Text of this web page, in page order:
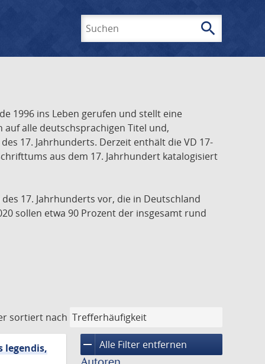
search
1996 ins Leben gerufen und stellt eine
alle deutschsprachigen Titel und,
17. Jahrhunderts. Derzeit enthält die VD 17-
aus dem 17. Jahrhundert katalogisiert
17. Jahrhunderts vor, die in Deutschland
sollen etwa 90 Prozent der insgesamt rund
sortiert nach
remove Alle Filter entfernen
legendis,